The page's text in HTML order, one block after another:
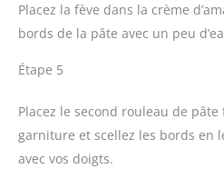
Placez la fève dans la crème
bords de la pâte avec un peu
Étape 5
Placez le second rouleau de
garniture et scellez les bords en
avec vos doigts.